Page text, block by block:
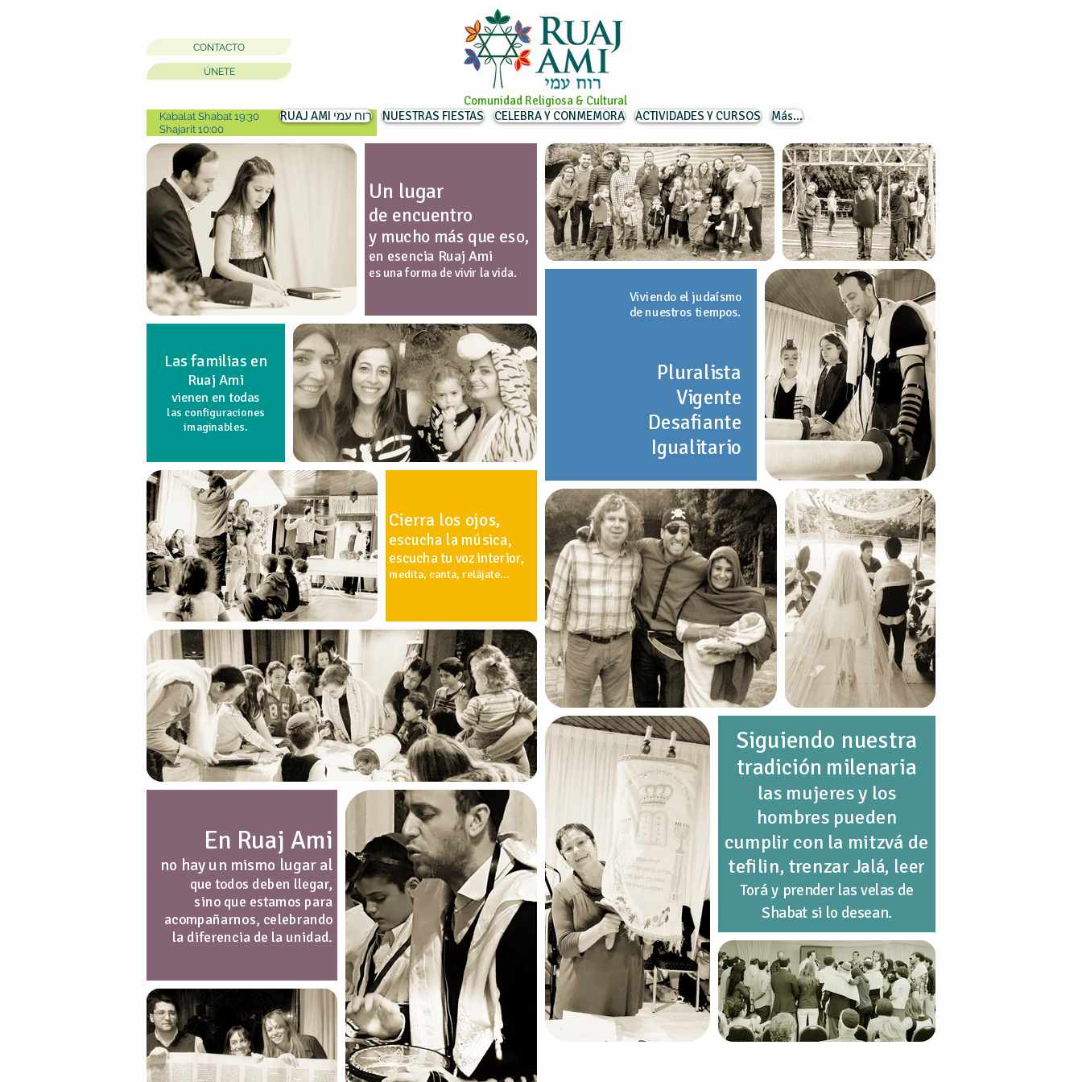
CONTACTO
ÚNETE
Kabalat Shabat 19:30
Shajarit 10:00
Comunidad Religiosa & Cultural
Un lugar
de encuentro
y mucho más que eso,
en esencia Ruaj Ami
es una forma de vivir la vida.
Viviendo el judaísmo
de nuestros tiempos.
Pluralista
Vigente
Desafiante
Igualitario
Las familias en
Ruaj Ami
vienen en todas
las configuraciones
imaginables.
Cierra los ojos,
escucha la música,
escucha tu voz interior,
medita, canta, relájate...
Siguiendo nuestra
tradición milenaria
las mujeres y los
hombres pueden
cumplir con la mitzvá de
tefilin, trenzarJalá, leer
Torá y prender las velas de
Shabat si lo desean.
En Ruaj Ami
no hay un mismo lugar al
que todos deben llegar,
sino que estamos para
acompañarnos, celebrando
la diferencia de la unidad.
RUAJ AMI רוח עמי NUESTRAS FIESTAS CELEBRA Y CONMEMORA ACTIVIDADES Y CURSOS Más...